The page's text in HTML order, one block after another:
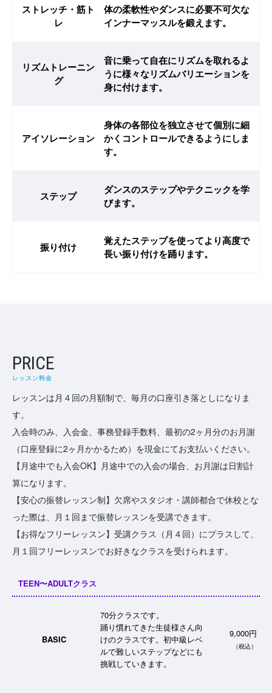
ストレッチ・筋ト
レ
体の柔軟性やダンスに必要不可欠な
インナーマッスルを鍛えます。
リズムトレーニン
グ
音に乗って自在にリズムを取れるよ
うに様々なリズムバリエーションを
身に付けます。
アイソレーション
身体の各部位を独立させて個別に細
かくコントロールできるようにしま
す。
ステップ
ダンスのステップやテクニックを学
びます。
振り付け
覚えたステップを使ってより高度で
長い振り付けを踊ります。
PRICE
レッスン料金
レッスンは月４回の月額制で、毎月の口座引き落としになりま
す。
入会時のみ、入会金、事務登録手数料、最初の2ヶ月分のお月謝
（口座登録に2ヶ月かかるため）を現金にてお支払いください。
【月途中でも入会OK】月途中での入会の場合、お月謝は日割計
算になります。
【安心の振替レッスン制】欠席やスタジオ・講師都合で休校とな
った際は、月１回まで振替レッスンを受講できます。
【お得なフリーレッスン】受講クラス（月４回）にプラスして、
月１回フリーレッスンでお好きなクラスを受けられます。
TEEN〜ADULTクラス
BASIC
70分クラスです。
踊り慣れてきた生徒様さん向
けのクラスです。初中級レベ
ルで難しいステップなどにも
挑戦していきます。
9,000円
（税込）